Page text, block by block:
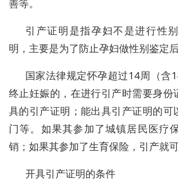
善等。
引产证明是指孕妇不是进行性
明，主要是为了防止孕妇做性别鉴定后
国家法律规定怀孕超过14周（含
终止妊娠的，在进行引产时需要身份
具的引产证明；能出具引产证明的可
门等。如果其参加了城镇居民医疗
销；如果其参加了生育保险，引产就可
开具引产证明的条件